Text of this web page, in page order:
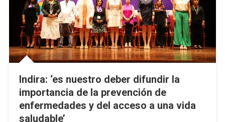
Indira: ‘es nuestro deber difundir la
importancia de la prevención de
enfermedades y del acceso a una vida
saludable’